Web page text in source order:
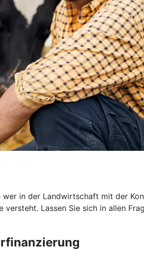
in der Landwirtschaft mit der
Lassen Sie sich in allen